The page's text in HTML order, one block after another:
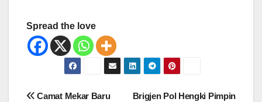
Spread the love
Navigasi
Brigjen Pol Hengki Pimpin
Camat Mekar Baru